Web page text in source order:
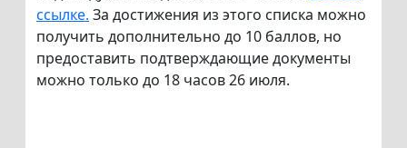
ссылке. За достижения из этого списка можно
получить дополнительно до 10 баллов, но
предоставить подтверждающие документы
можно только до 18 часов 26 июля.